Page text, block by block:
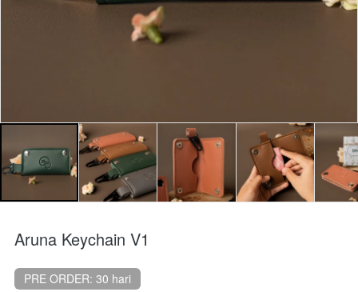
Aruna Keychain V1
PRE ORDER: 30 hari